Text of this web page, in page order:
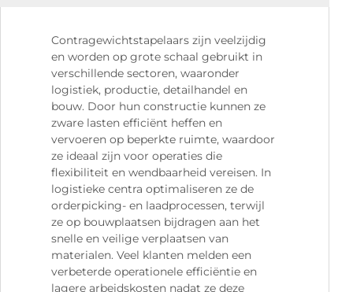
Contragewichtstapelaars zijn veelzijdig
en worden op grote schaal gebruikt in
verschillende sectoren, waaronder
logistiek, productie, detailhandel en
bouw. Door hun constructie kunnen ze
zware lasten efficiënt heffen en
vervoeren op beperkte ruimte, waardoor
ze ideaal zijn voor operaties die
flexibiliteit en wendbaarheid vereisen. In
logistieke centra optimaliseren ze de
orderpicking- en laadprocessen, terwijl
ze op bouwplaatsen bijdragen aan het
snelle en veilige verplaatsen van
materialen. Veel klanten melden een
verbeterde operationele efficiëntie en
lagere arbeidskosten nadat ze deze